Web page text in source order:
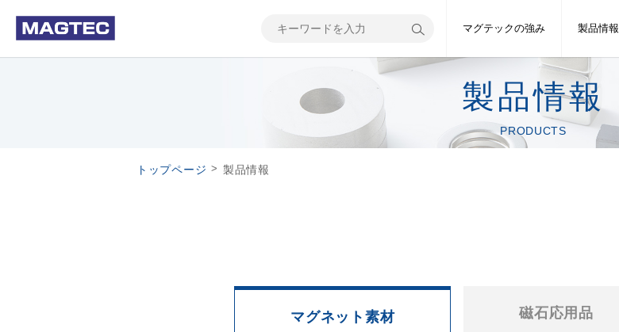
マグテックの強み 製品情報
製品情報
PRODUCTS
トップページ > 製品情報
マグネット素材 磁石応用品